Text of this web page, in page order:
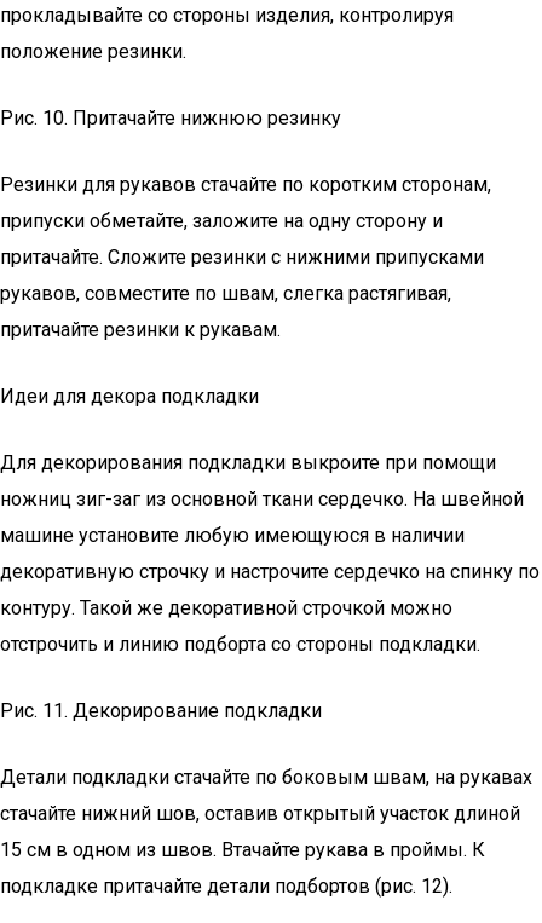
прокладывайте со стороны изделия, контролируя
положение резинки.
Рис. 10. Притачайте нижнюю резинку
Резинки для рукавов стачайте по коротким сторонам,
припуски обметайте, заложите на одну сторону и
притачайте. Сложите резинки с нижними припусками
рукавов, совместите по швам, слегка растягивая,
притачайте резинки к рукавам.
Идеи для декора подкладки
Для декорирования подкладки выкроите при помощи
ножниц зиг-заг из основной ткани сердечко. На швейной
машине установите любую имеющуюся в наличии
декоративную строчку и настрочите сердечко на спинку по
контуру. Такой же декоративной строчкой можно
отстрочить и линию подборта со стороны подкладки.
Рис. 11. Декорирование подкладки
Детали подкладки стачайте по боковым швам, на рукавах
стачайте нижний шов, оставив открытый участок длиной
15 см в одном из швов. Втачайте рукава в проймы. К
подкладке притачайте детали подбортов (рис. 12).